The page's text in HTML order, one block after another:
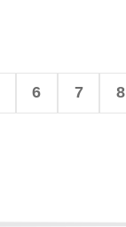
6 7 8